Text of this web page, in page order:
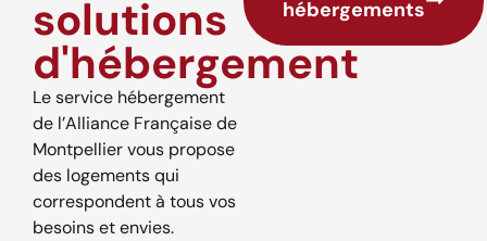
solutions
d'hébergement
Le service hébergement
de l’Alliance Française de
Montpellier vous propose
des logements qui
correspondent à tous vos
besoins et envies.
hébergements